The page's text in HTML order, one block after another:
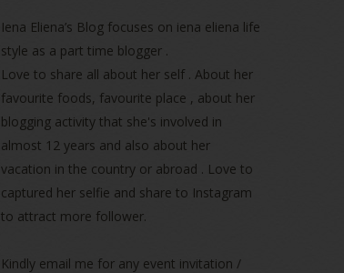
Iena Eliena’s Blog focuses on iena eliena life
style as a part time blogger .
Love to share all about her self . About her
favourite foods, favourite place , about her
blogging activity that she's involved in
almost 12 years and also about her
vacation in the country or abroad . Love to
captured her selfie and share to Instagram
to attract more follower.
Kindly email me for any event invitation /